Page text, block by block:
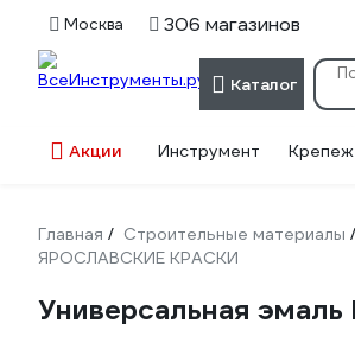
Москва 306 магазинов
Каталог
Акции Инструмент Крепеж
Главная / Строительные материалы /
ЯРОСЛАВСКИЕ КРАСКИ
Универсальная